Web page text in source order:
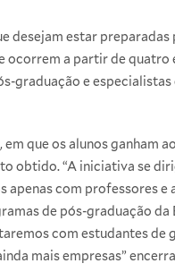
desejam estar preparadas
ocorrem a partir de quatro
graduação e especialistas
que os alunos ganham
obtido. “A iniciativa se
apenas com professores e
de pós-graduação da
com estudantes de
mais empresas”